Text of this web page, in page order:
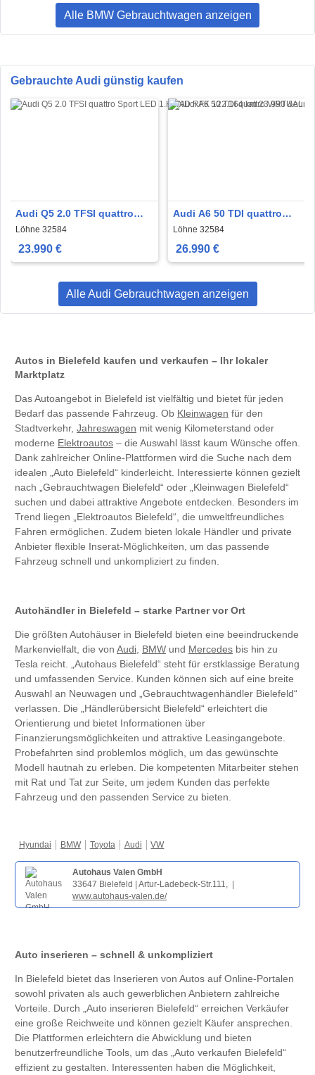
Alle BMW Gebrauchtwagen anzeigen
Gebrauchte Audi günstig kaufen
Audi Q5 2.0 TFSI quattro
Sport LED 1.HAND RFK
Löhne 32584
23.990 €
Audi A6 50 TDI quattro
VIRTUAL LED AHK NAVI
1.HAND
Löhne 32584
26.990 €
Alle Audi Gebrauchtwagen anzeigen
Autos in Bielefeld kaufen und verkaufen – Ihr lokaler
Marktplatz
Das Autoangebot in Bielefeld ist vielfältig und bietet für jeden
Bedarf das passende Fahrzeug. Ob Kleinwagen für den
Stadtverkehr, Jahreswagen mit wenig Kilometerstand oder
moderne Elektroautos – die Auswahl lässt kaum Wünsche offen.
Dank zahlreicher Online-Plattformen wird die Suche nach dem
idealen „Auto Bielefeld“ kinderleicht. Interessierte können gezielt
nach „Gebrauchtwagen Bielefeld“ oder „Kleinwagen Bielefeld“
suchen und dabei attraktive Angebote entdecken. Besonders im
Trend liegen „Elektroautos Bielefeld“, die umweltfreundliches
Fahren ermöglichen. Zudem bieten lokale Händler und private
Anbieter flexible Inserat-Möglichkeiten, um das passende
Fahrzeug schnell und unkompliziert zu finden.
Autohändler in Bielefeld – starke Partner vor Ort
Die größten Autohäuser in Bielefeld bieten eine beeindruckende
Markenvielfalt, die von Audi, BMW und Mercedes bis hin zu
Tesla reicht. „Autohaus Bielefeld“ steht für erstklassige Beratung
und umfassenden Service. Kunden können sich auf eine breite
Auswahl an Neuwagen und „Gebrauchtwagenhändler Bielefeld“
verlassen. Die „Händlerübersicht Bielefeld“ erleichtert die
Orientierung und bietet Informationen über
Finanzierungsmöglichkeiten und attraktive Leasingangebote.
Probefahrten sind problemlos möglich, um das gewünschte
Modell hautnah zu erleben. Die kompetenten Mitarbeiter stehen
mit Rat und Tat zur Seite, um jedem Kunden das perfekte
Fahrzeug und den passenden Service zu bieten.
Hyundai BMW Toyota Audi VW
Autohaus Valen GmbH
33647 Bielefeld | Artur-Ladebeck-Str.111, |
www.autohaus-valen.de/
Auto inserieren – schnell & unkompliziert
In Bielefeld bietet das Inserieren von Autos auf Online-Portalen
sowohl privaten als auch gewerblichen Anbietern zahlreiche
Vorteile. Durch „Auto inserieren Bielefeld“ erreichen Verkäufer
eine große Reichweite und können gezielt Käufer ansprechen.
Die Plattformen erleichtern die Abwicklung und bieten
benutzerfreundliche Tools, um das „Auto verkaufen Bielefeld“
effizient zu gestalten. Interessenten haben die Möglichkeit,